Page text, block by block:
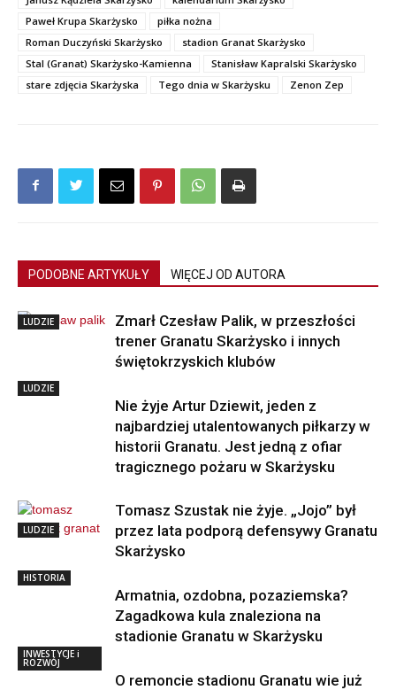
Paweł Krupa Skarżysko
piłka nożna
Roman Duczyński Skarżysko
stadion Granat Skarżysko
Stal (Granat) Skarżysko-Kamienna
Stanisław Kapralski Skarżysko
stare zdjęcia Skarżyska
Tego dnia w Skarżysku Zenon Zep
PODOBNE ARTYKUŁY WIĘCEJ OD AUTORA
LUDZIE
Zmarł Czesław Palik, w przeszłości
trener Granatu Skarżysko i innych
świętokrzyskich klubów
LUDZIE
Nie żyje Artur Dziewit, jeden z
najbardziej utalentowanych piłkarzy w
historii Granatu. Jest jedną z ofiar
tragicznego pożaru w Skarżysku
LUDZIE
Tomasz Szustak nie żyje. „Jojo” był
przez lata podporą defensywy Granatu
Skarżysko
HISTORIA
Armatnia, ozdobna, pozaziemska?
Zagadkowa kula znaleziona na
stadionie Granatu w Skarżysku
INWESTYCJE i
ROZWÓJ
O remoncie stadionu Granatu wie już